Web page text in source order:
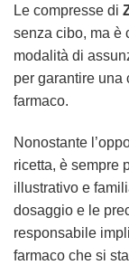
Le compresse di
senza cibo, ma è
modalità di
per garantire una
farmaco.
Nonostante
ricetta, è sempre
illustrativo e
dosaggio e le
responsabile
farmaco che si